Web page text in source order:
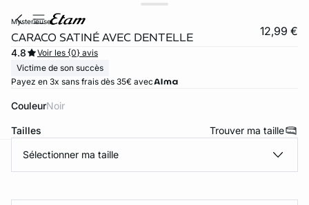
mysterieuse
CARACO SATINÉ AVEC DENTELLE 12,99 €
4.8
Voir les {0} avis
Victime de son succès
Payez en 3x sans frais dès 35€ avec
Couleur noir
Tailles Trouver ma taille
Sélectionner ma taille